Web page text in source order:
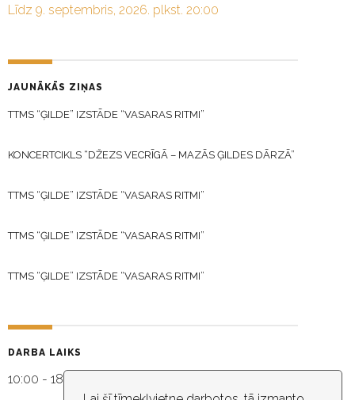
Līdz 9. septembris, 2026. plkst. 20:00
JAUNĀKĀS ZIŅAS
TTMS “ĢILDE” IZSTĀDE “VASARAS RITMI”
KONCERTCIKLS “DŽEZS VECRĪGĀ – MAZĀS ĢILDES DĀRZĀ”
TTMS “ĢILDE” IZSTĀDE “VASARAS RITMI”
TTMS “ĢILDE” IZSTĀDE “VASARAS RITMI”
TTMS “ĢILDE” IZSTĀDE “VASARAS RITMI”
DARBA LAIKS
10:00 - 18:30